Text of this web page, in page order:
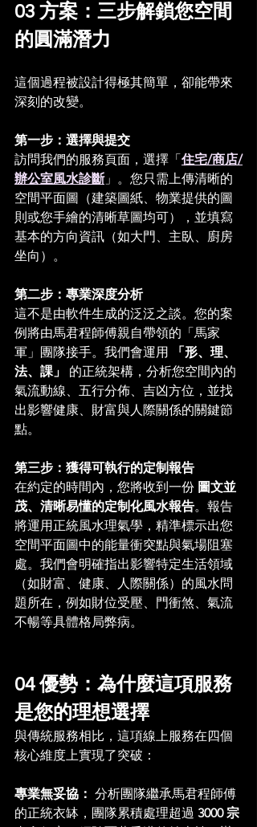
03 方案：三步解鎖您空間
的圓滿潛力
這個過程被設計得極其簡單，卻能帶來
深刻的改變。
第一步：選擇與提交
訪問我們的服務頁面，選擇「住宅/商店/
辦公室風水診斷」。您只需上傳清晰的
空間平面圖（建築圖紙、物業提供的圖
則或您手繪的清晰草圖均可），並填寫
基本的方向資訊（如大門、主臥、廚房
坐向）。
第二步：專業深度分析
這不是由軟件生成的泛泛之談。您的案
例將由馬君程師傅親自帶領的「馬家
軍」團隊接手。我們會運用
「形、理、
法、課」
的正統架構，分析您空間內的
氣流動線、五行分佈、吉凶方位，並找
出影響健康、財富與人際關係的關鍵節
點。
第三步：獲得可執行的定制報告
在約定的時間內，您將收到一份 圖文並
茂、清晰易懂的定制化風水報告。報告
將運用正統風水理氣學，精準標示出您
空間平面圖中的能量衝突點與氣場阻塞
處。我們會明確指出影響特定生活領域
（如財富、健康、人際關係）的風水問
題所在，例如財位受壓、門衝煞、氣流
不暢等具體格局弊病。
04 優勢：為什麼這項服務
是您的理想選擇
與傳統服務相比，這項線上服務在四個
核心維度上實現了突破：
專業無妥協： 分析團隊繼承馬君程師傅
的正統衣缽，團隊累積處理超過 3000 宗